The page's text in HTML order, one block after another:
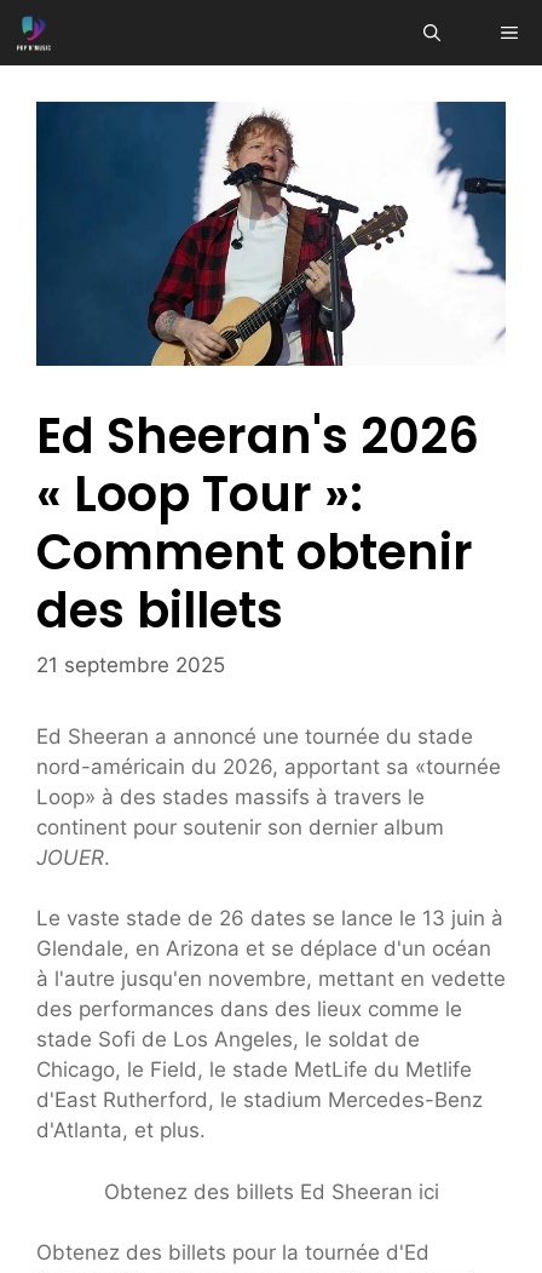
Aller
au
Ed Sheeran's 2026
« Loop Tour »:
Comment obtenir
des billets
21 septembre 2025
Ed Sheeran a annoncé une tournée du stade
nord-américain du 2026, apportant sa «tournée
Loop» à des stades massifs à travers le
continent pour soutenir son dernier album
JOUER.
Le vaste stade de 26 dates se lance le 13 juin à
Glendale, en Arizona et se déplace d'un océan
à l'autre jusqu'en novembre, mettant en vedette
des performances dans des lieux comme le
stade Sofi de Los Angeles, le soldat de
Chicago, le Field, le stade MetLife du Metlife
d'East Rutherford, le stadium Mercedes-Benz
d'Atlanta, et plus.
Obtenez des billets Ed Sheeran ici
Obtenez des billets pour la tournée d'Ed